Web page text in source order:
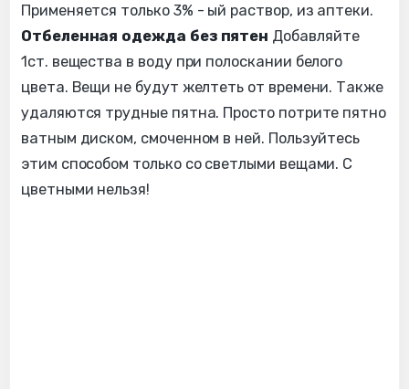
Применяется только 3% - ый раствор, из аптеки.
Отбеленная одежда без пятен Добавляйте
1ст. вещества в воду при полоскании белого
цвета. Вещи не будут желтеть от времени. Также
удаляются трудные пятна. Просто потрите пятно
ватным диском, смоченном в ней. Пользуйтесь
этим способом только со светлыми вещами. С
цветными нельзя!